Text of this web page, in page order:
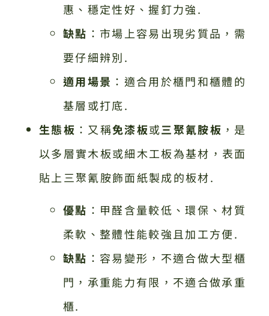
惠、穩定性好、握釘力強.
缺點 ：市場上容易出現劣質品，需
要仔細辨別.
適用場景 ：適合用於櫃門和櫃體的
基層或打底.
生態板 ：又稱免漆板或三聚氰胺板 ，是
以多層實木板或細木工板為基材，表面
貼上三聚氰胺飾面紙製成的板材.
優點 ：甲醛含量較低、環保、材質
柔軟、整體性能較強且加工方便.
缺點 ：容易變形，不適合做大型櫃
門，承重能力有限，不適合做承重
櫃.